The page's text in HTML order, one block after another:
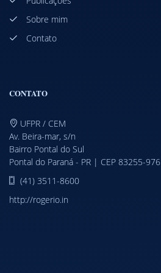
Sobre mim
Contato
CONTATO
UFPR / CEM
Av. Beira-mar, s/n
Bairro Pontal do Sul
Pontal do Paraná - PR | CEP 83255-976
(41) 3511-8600
http://rogerio.in